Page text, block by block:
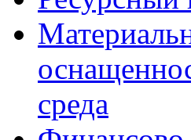
среда